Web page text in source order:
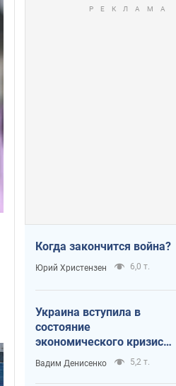
Когда закончится война?
Юрий Христензен 6,0 т.
Украина вступила в
состояние
экономического кризиса.
Есть ли свет в конце
туннеля?
Вадим Денисенко 5,2 т.